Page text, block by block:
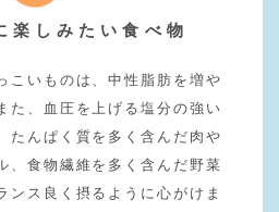
楽しみたい食べ物
こいものは、中性脂肪を増や
た、血圧を上げる塩分の強い
たんぱく質を多く含んだ肉や
、食物繊維を多く含んだ野菜
ンス良く摂るように心がけま